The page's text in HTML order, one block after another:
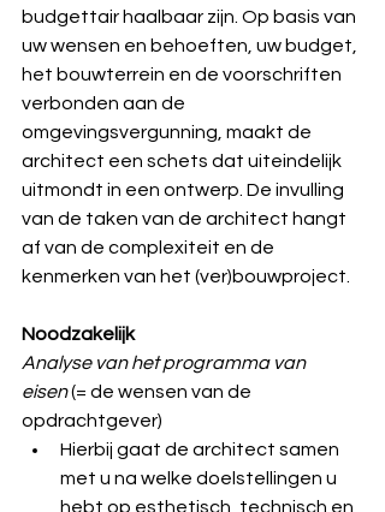
budgettair haalbaar zijn. Op basis van
uw wensen en behoeften, uw budget,
het bouwterrein en de voorschriften
verbonden aan de
omgevingsvergunning, maakt de
architect een schets dat uiteindelijk
uitmondt in een ontwerp. De invulling
van de taken van de architect hangt
af van de complexiteit en de
kenmerken van het (ver)bouwproject.
Noodzakelijk
Analyse van het programma van
eisen(= de wensen van de
opdrachtgever)
Hierbij gaat de architect samen
met u na welke doelstellingen u
hebt op esthetisch, technisch en